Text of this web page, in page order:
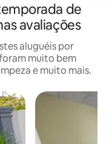
de
avaliações
aluguéis por
muito bem
e muito mais.